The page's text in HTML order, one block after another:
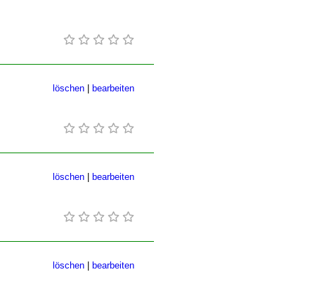
bearbeiten
löschen
bearbeiten
löschen
bearbeiten
löschen